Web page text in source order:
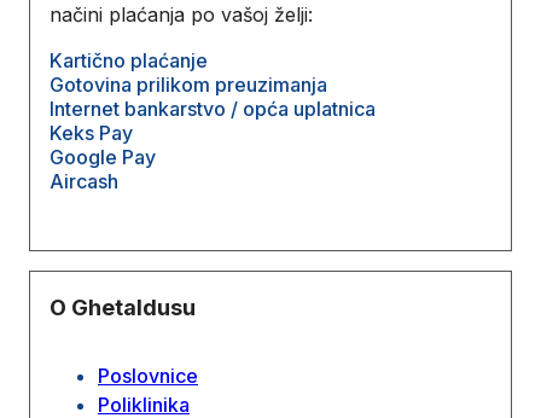
načini plaćanja po vašoj želji:
Kartično plaćanje
Gotovina prilikom preuzimanja
Internet bankarstvo / opća uplatnica
Keks Pay
Google Pay
Aircash
O Ghetaldusu
Poslovnice
Poliklinika